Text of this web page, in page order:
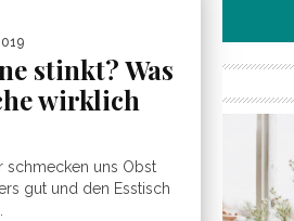
stinkt? Was
wirklich
schmecken uns Obst
gut und den Esstisch